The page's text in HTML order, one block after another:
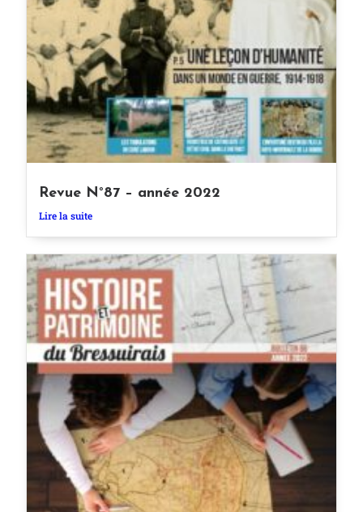
Revue N°87 – année 2022
Lire la suite